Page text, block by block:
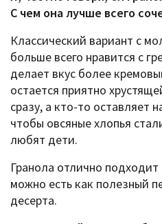
С чем она лучше всего
Классический вариант с
больше всего нравится с
делает вкус более
остается приятно
сразу, а кто-то оставляет
чтобы овсяные хлопья
любят дети.
Гранола отлично
можно есть как полезный
десерта.